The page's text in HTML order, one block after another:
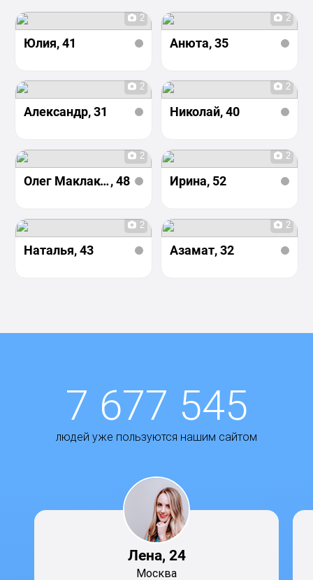
2
Юлия, 41
2
Анюта, 35
2
Александр, 31
2
Николай, 40
2
Олег Маклаков, 48
2
Ирина, 52
2
Наталья, 43
2
Азамат, 32
7 677 545
людей уже пользуются нашим сайтом
Лена, 24
Москва